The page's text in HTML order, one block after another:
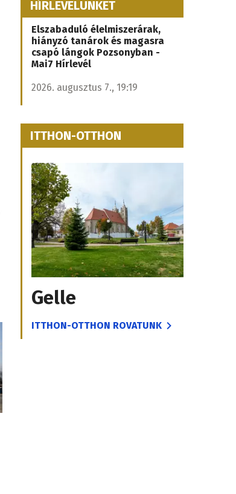
HÍRLEVELÜNKET
Elszabaduló élelmiszerárak,
hiányzó tanárok és magasra
csapó lángok Pozsonyban -
Mai7 Hírlevél
2026. augusztus 7., 19:19
ITTHON-OTTHON
Gelle
ITTHON-OTTHON ROVATUNK